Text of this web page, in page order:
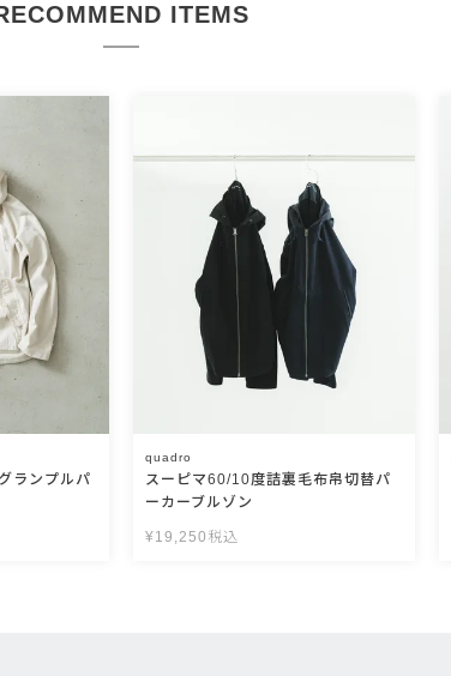
ITEMS
ランプルパ
quadro
スーピマ60/10度詰裏毛布帛切替パ
ーカーブルゾン
¥19,250 税込